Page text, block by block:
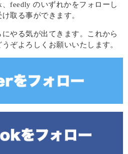
feedly のいずれかをフォローし
取る事ができます。
やる気が出てきます。これから
ぞよろしくお願いいたします。